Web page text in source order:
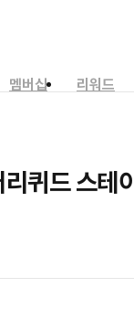
멤버십
리워드
퀴드 스테